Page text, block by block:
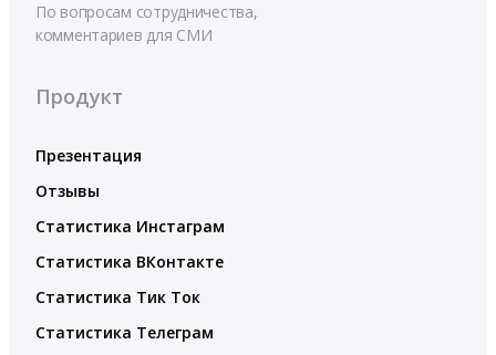
По вопросам сотрудничества,
комментариев для СМИ
Продукт
Презентация
Отзывы
Статистика Инстаграм
Статистика ВКонтакте
Статистика Тик Ток
Статистика Телеграм